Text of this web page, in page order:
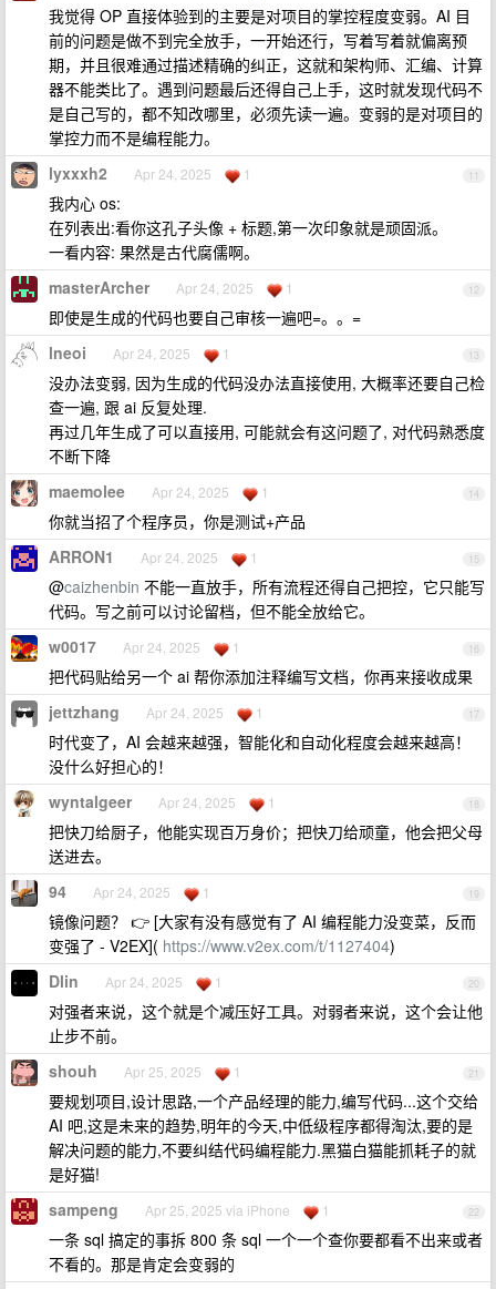
我觉得 OP 直接体验到的主要是对项目的掌控程度变弱。AI 目
前的问题是做不到完全放手，一开始还行，写着写着就偏离预
期，并且很难通过描述精确的纠正，这就和架构师、汇编、计算
器不能类比了。遇到问题最后还得自己上手，这时就发现代码不
是自己写的，都不知改哪里，必须先读一遍。变弱的是对项目的
掌控力而不是编程能力。
11
lyxxxh2 Apr 24, 2025 1
我内心 os:
在列表出:看你这孔子头像 + 标题,第一次印象就是顽固派。
一看内容: 果然是古代腐儒啊。
12
masterArcher Apr 24, 2025 1
即使是生成的代码也要自己审核一遍吧=。。=
13
lneoi Apr 24, 2025 1
没办法变弱, 因为生成的代码没办法直接使用, 大概率还要自己检
查一遍, 跟 ai 反复处理.
再过几年生成了可以直接用, 可能就会有这问题了, 对代码熟悉度
不断下降
14
maemolee Apr 24, 2025 1
你就当招了个程序员，你是测试+产品
15
ARRON1 Apr 24, 2025 1
@caizhenbin 不能一直放手，所有流程还得自己把控，它只能写
代码。写之前可以讨论留档，但不能全放给它。
16
w0017 Apr 24, 2025 1
把代码贴给另一个 ai 帮你添加注释编写文档，你再来接收成果
17
jettzhang Apr 24, 2025 1
时代变了，AI 会越来越强，智能化和自动化程度会越来越高！
没什么好担心的！
18
wyntalgeer Apr 24, 2025 1
把快刀给厨子，他能实现百万身价；把快刀给顽童，他会把父母
送进去。
19
94 Apr 24, 2025 1
镜像问题？ 👉 [大家有没有感觉有了 AI 编程能力没变菜，反而
变强了 - V2EX]( https://www.v2ex.com/t/1127404)
20
Dlin Apr 24, 2025 1
对强者来说，这个就是个减压好工具。对弱者来说，这个会让他
止步不前。
21
shouh Apr 25, 2025 1
要规划项目,设计思路,一个产品经理的能力,编写代码...这个交给
AI 吧,这是未来的趋势,明年的今天,中低级程序都得淘汰,要的是
解决问题的能力,不要纠结代码编程能力.黑猫白猫能抓耗子的就
是好猫!
22
sampeng Apr 25, 2025 via iPhone 1
一条 sql 搞定的事拆 800 条 sql 一个一个查你要都看不出来或者
不看的。那是肯定会变弱的